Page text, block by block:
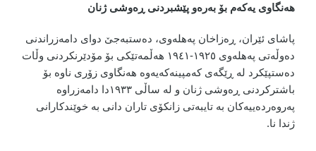
هەنگاوی یەکەم بۆ بەرەو پێشبردنی ڕەوشی ژنان
پاشای ئێران، ڕەزاخان پەهلەوی، دەستبەجێ دوای دامەزراندنی
دەوڵەتی پەهلەوی ١٩٢٥-١٩٤١ هەڵمەتێکی بۆ مۆدێرنکردنی وڵات
دەستپێکرد لە ڕێگەی کەمپینەکەیەوە هەنگاوی زۆری ناوە بۆ
باشترکردنی ڕەوشی ژنان و لە ساڵی ١٩٣٣دا دامەزراوە
پەروەردەییەکان بە تایبەتی زانکۆی تاران دانی بە خوێندکارانی
ژندا نا.